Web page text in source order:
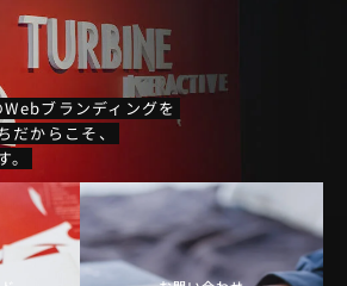
ブランディングを
だからこそ、